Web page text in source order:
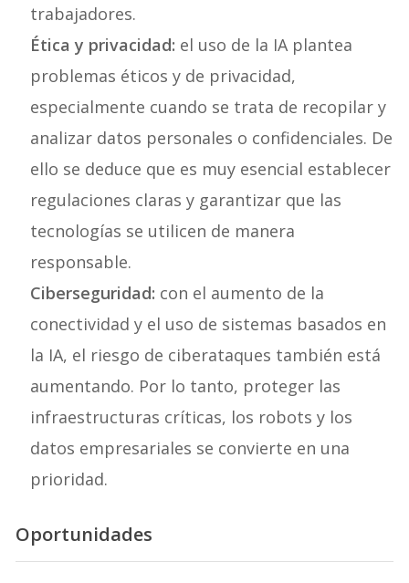
trabajadores.
Ética y privacidad: el uso de la IA plantea
problemas éticos y de privacidad,
especialmente cuando se trata de recopilar y
analizar datos personales o confidenciales. De
ello se deduce que es muy esencial establecer
regulaciones claras y garantizar que las
tecnologías se utilicen de manera
responsable.
Ciberseguridad: con el aumento de la
conectividad y el uso de sistemas basados en
la IA, el riesgo de ciberataques también está
aumentando. Por lo tanto, proteger las
infraestructuras críticas, los robots y los
datos empresariales se convierte en una
prioridad.
Oportunidades